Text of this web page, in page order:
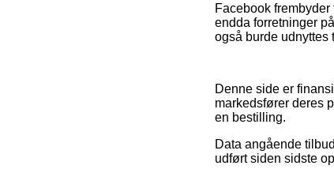
Facebook
endda forretninger
også burde udnyttes
Denne side er
markedsfører deres
en bestilling.
Data angående
udført siden sidste